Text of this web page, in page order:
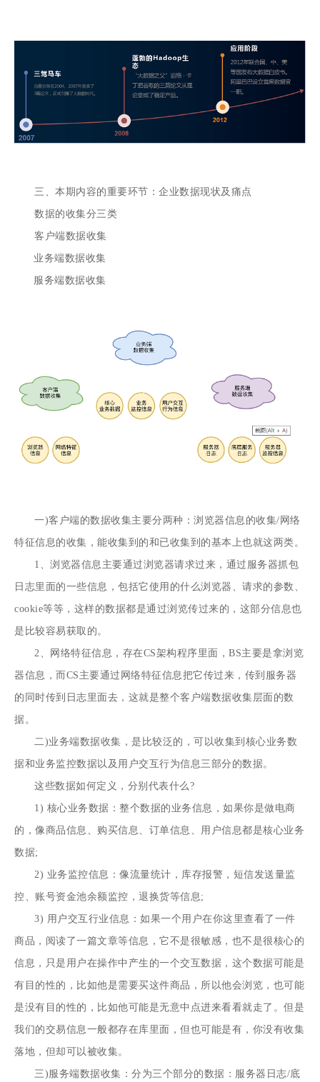
三、本期内容的重要环节：企业数据现状及痛点
数据的收集分三类
客户端数据收集
业务端数据收集
服务端数据收集
一)客户端的数据收集主要分两种：浏览器信息的收集/网络
特征信息的收集，能收集到的和已收集到的基本上也就这两类。
1、浏览器信息主要通过浏览器请求过来，通过服务器抓包
日志里面的一些信息，包括它使用的什么浏览器、请求的参数、
cookie等等，这样的数据都是通过浏览传过来的，这部分信息也
是比较容易获取的。
2、网络特征信息，存在CS架构程序里面，BS主要是拿浏览
器信息，而CS主要通过网络特征信息把它传过来，传到服务器
的同时传到日志里面去，这就是整个客户端数据收集层面的数
据。
二)业务端数据收集，是比较泛的，可以收集到核心业务数
据和业务监控数据以及用户交互行为信息三部分的数据。
这些数据如何定义，分别代表什么?
1) 核心业务数据：整个数据的业务信息，如果你是做电商
的，像商品信息、购买信息、订单信息、用户信息都是核心业务
数据;
2) 业务监控信息：像流量统计，库存报警，短信发送量监
控、账号资金池余额监控，退换货等信息;
3) 用户交互行业信息：如果一个用户在你这里查看了一件
商品，阅读了一篇文章等信息，它不是很敏感，也不是很核心的
信息，只是用户在操作中产生的一个交互数据，这个数据可能是
有目的性的，比如他是需要买这件商品，所以他会浏览，也可能
是没有目的性的，比如他可能是无意中点进来看看就走了。但是
我们的交易信息一般都存在库里面，但也可能是有，你没有收集
落地，但却可以被收集。
三)服务端数据收集：分为三个部分的数据：服务器日志/底